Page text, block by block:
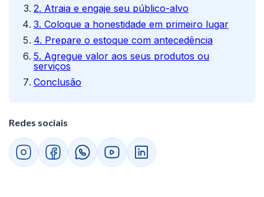
2. Atraia e engaje seu público-alvo
3. Coloque a honestidade em primeiro lugar
4. Prepare o estoque com antecedência
5. Agregue valor aos seus produtos ou
serviços
Conclusão
Redes sociais